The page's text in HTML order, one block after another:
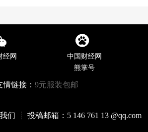
经网
中国财经网
熊掌号
情链接： 9元服装包邮
们 ┊ 投稿邮箱：5 146 761 13 @qq.com